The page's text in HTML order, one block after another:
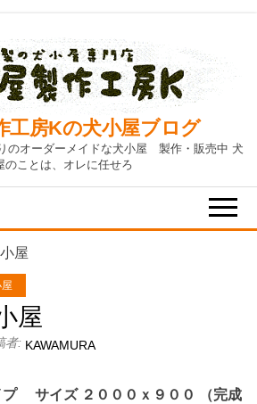
工房Kの犬小屋ブログ
のオーダーメイドな犬小屋 製作・販売中 犬
のことは、オレに任せろ
屋
屋
者: KAWAMURA
サイズ ２０００ｘ９００ （完成